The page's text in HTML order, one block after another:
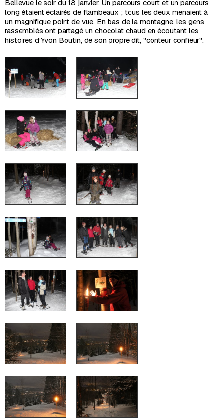
Bellevue le soir du 18 janvier. Un parcours court et un parcours
long étaient éclairés de flambeaux ; tous les deux menaient à
un magnifique point de vue. En bas de la montagne, les gens
rassemblés ont partagé un chocolat chaud en écoutant les
histoires d’Yvon Boutin, de son propre dit, "conteur confieur".